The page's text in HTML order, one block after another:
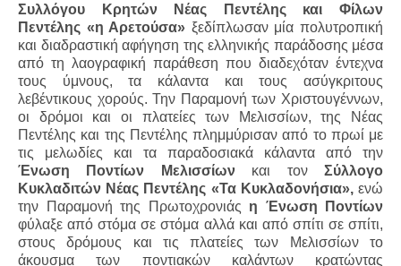
Συλλόγου Κρητών Νέας Πεντέλης και Φίλων
Πεντέλης «η Αρετούσα» ξεδίπλωσαν μία πολυτροπική
και διαδραστική αφήγηση της ελληνικής παράδοσης μέσα
από τη λαογραφική παράθεση που διαδεχόταν έντεχνα
τους ύμνους, τα κάλαντα και τους ασύγκριτους
λεβέντικους χορούς.Την Παραμονή των Χριστουγέννων,
οι δρόμοι και οι πλατείες των Μελισσίων, της Νέας
Πεντέλης και της Πεντέλης πλημμύρισαν από το πρωί με
τις μελωδίες και τα
παραδοσιακά κάλαντα από την
Ένωση Ποντίων Μελισσίωνκαι τονΣύλλογο
Κυκλαδιτών Νέας Πεντέλης «Τα Κυκλαδονήσια», ενώ
την Παραμονή της Πρωτοχρονιάς η Ένωση Ποντίων
φύλαξε από στόμα σε στόμα αλλά και από σπίτι σε σπίτι,
στους δρόμους και τις πλατείες των Μελισσίων το
άκουσμα των ποντιακών καλάντων κρατώντας